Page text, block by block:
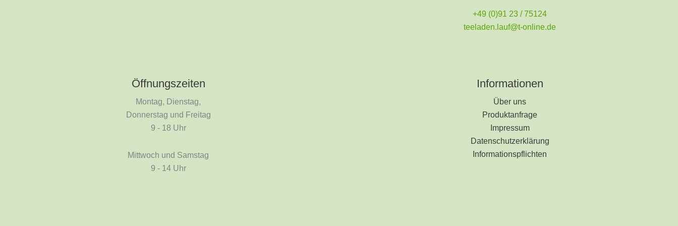
+49 (0)91 23 / 75124
teeladen.lauf@t-online.de
Öffnungszeiten
Montag, Dienstag,
Donnerstag und Freitag
9 - 18 Uhr
Mittwoch und Samstag
9 - 14 Uhr
Informationen
Über uns
Produktanfrage
Impressum
Datenschutzerklärung
Informationspflichten